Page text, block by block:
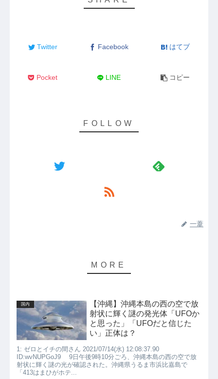
Twitter Facebook はてブ
Pocket LINE コピー
一葦
国内
【沖縄】沖縄本島の西の空で放
射状に輝く謎の発光体「UFOか
と思った」「UFOだと信じた
い」正体は？
1: ゼロとイチの間さん 2021/07/14(水) 12:08:37.90
ID:wvNUPGoJ9 9日午後9時10分ごろ、沖縄本島の西の空で放
射状に輝く謎の光が確認された。沖縄県うるま市浜比嘉島で
「413はまひがホテ...